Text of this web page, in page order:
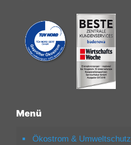
Menü
Ökostrom & Umweltschutz